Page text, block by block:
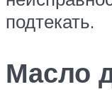
подтекать.
Масло